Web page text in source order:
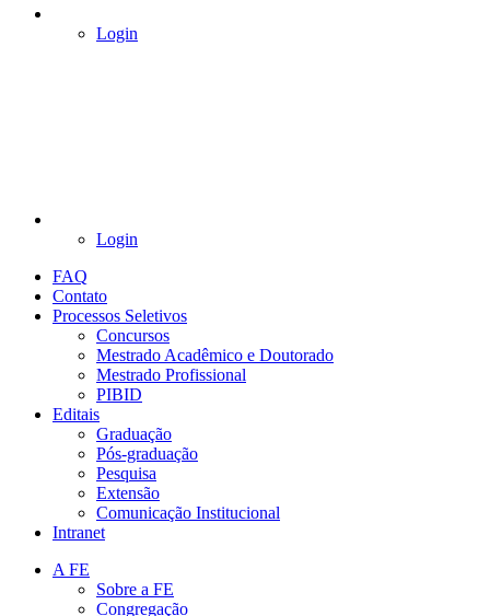
Login
Login
FAQ
Contato
Processos Seletivos
Concursos
Mestrado Acadêmico e Doutorado
Mestrado Profissional
PIBID
Editais
Graduação
Pós-graduação
Pesquisa
Extensão
Comunicação Institucional
Intranet
A FE
Sobre a FE
Congregação